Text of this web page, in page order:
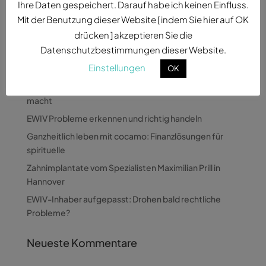
Neueste Beiträge
macht
EWIV Probleme erkennen und richtig handeln
Ganzheitlich leben mit cocamo: Finanzlösungen für
spirituelle
Zahnimplantate vom Spezialisten Maximilian Prill in
Hannover
EWIV-Inhaber aufgepasst: Drohen bald rechtliche
Probleme?
Neueste Kommentare
Ihre Daten gespeichert. Darauf habe ich keinen Einfluss.
Mit der Benutzung dieser Website [ indem Sie hier auf OK
drücken ] akzeptieren Sie die
Datenschutzbestimmungen dieser Website.
Einstellungen
OK